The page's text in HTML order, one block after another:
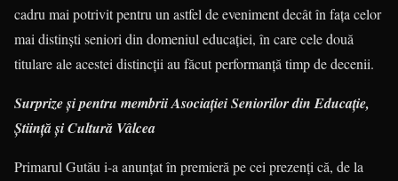
cadru mai potrivit pentru un astfel de eveniment decât în faţa celor
mai distinşti seniori din domeniul educaţiei, în care cele două
titulare ale acestei distincţii au făcut performanţă timp de decenii.
Surprize și pentru membrii Asociației Seniorilor din Educație,
Știință și Cultură Vâlcea
Primarul Gutău i-a anunţat în premieră pe cei prezenţi că, de la